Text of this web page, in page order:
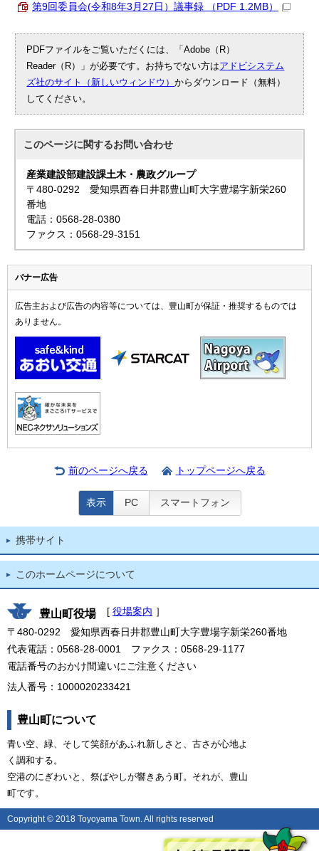
第9回委員会(令和8年3月27日）議事録 （PDF 1.2MB）
PDFファイルをご覧いただくには、「Adobe（R）
Reader（R）」が必要です。お持ちでない方はアドビシステム
ズ社のサイト（新しいウィンドウ）からダウンロード（無料）
してください。
このページに関するお問い合わせ
産業建設部建設課土木・農政グループ
〒480-0292 愛知県西春日井郡豊山町大字豊場字新栄260
番地
電話：0568-28-0380
ファクス：0568-29-3151
バナー広告
広告主および広告の内容等については、豊山町が保証・推奨するものでは
ありません。
前のページへ戻る トップページへ戻る
表示 PC スマートフォン
携帯サイト
このホームページについて
豊山町役場 [ 役場案内 ］
〒480-0292 愛知県西春日井郡豊山町大字豊場字新栄260番地
代表電話：0568-28-0001 ファクス：0568-29-1177
電話番号のおかけ間違いにご注意ください
法人番号：1000020233421
豊山町について
青い空、緑、そして笑顔があふれ新しさと、古さが心地よ
く調和する。
空港のにぎわいと、祭ばやしが響きあう町。それが、豊山
町です。
Copyright © 2018 Toyoyama Town. All rights reserved